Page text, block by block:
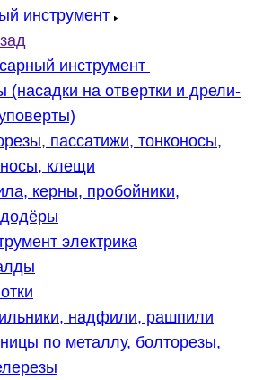
инструмент
инструмент
(насадки на отвертки и дрели-
пассатижи, тонконосы,
клещи
керны, пробойники,
электрика
надфили, рашпили
по металлу, болторезы,